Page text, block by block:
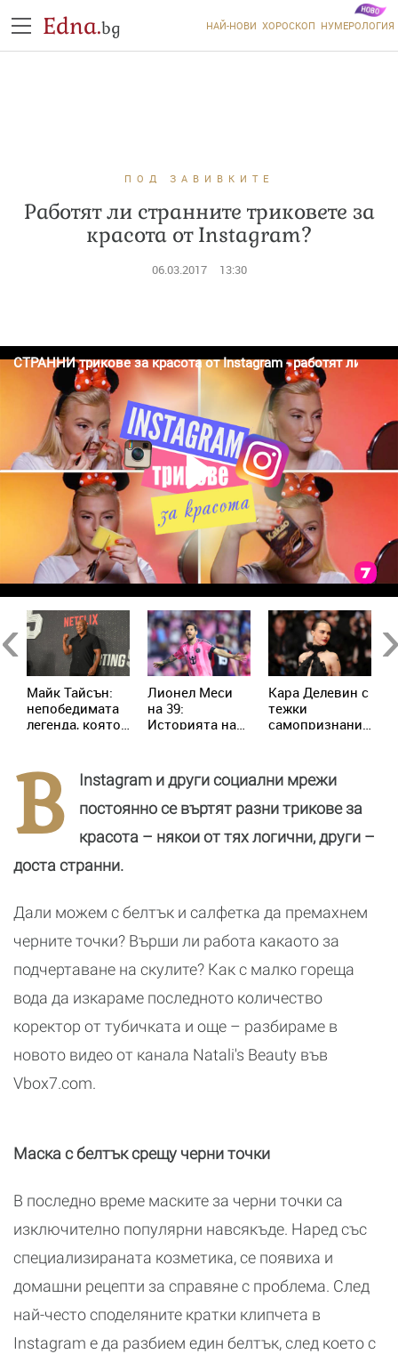
Edna.bg НАЙ-НОВИ ХОРОСКОП НУМЕРОЛОГИЯ
ПОД ЗАВИВКИТЕ
Работят ли странните триковете за
красота от Instagram?
06.03.2017 13:30
Майк Тайсън:
непобедимата
легенда, която
бокса
Лионел Меси
на 39:
Историята на
покори света
Кара Делевин с
тежки
самопризнания:
възползват от
мен сексуално
В
Instagram и други социални мрежи
постоянно се въртят разни трикове за
красота – някои от тях логични, други –
доста странни.
Дали можем с белтък и салфетка да премахнем
черните точки? Върши ли работа какаото за
подчертаване на скулите? Как с малко гореща
вода да изкараме последното количество
коректор от тубичката и още – разбираме в
новото видео от канала Natali's Beauty във
Vbox7.com.
Маска с белтък срещу черни точки
В последно време маските за черни точки са
изключително популярни навсякъде. Наред със
специализираната козметика, се появиха и
домашни рецепти за справяне с проблема. След
най-често споделяните кратки клипчета в
Instagram е да разбием един белтък, след което с